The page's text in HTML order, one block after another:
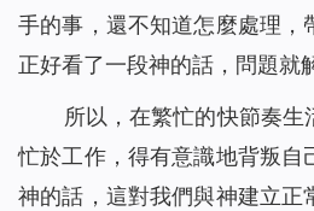
手的事，還不知道怎麼處理，
正好看了一段神的話，問題就
所以，在繁忙的快節奏生
忙於工作，得有意識地背叛自
神的話，這對我們與神建立正